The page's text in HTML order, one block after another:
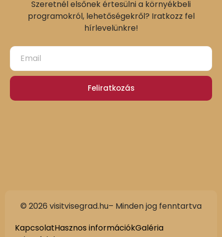
Szeretnél elsőnek értesülni a környékbeli
programokról, lehetőségekről? Iratkozz fel
hírlevelünkre!
Feliratkozás
© 2026 visitvisegrad.hu– Minden jog fenntartva
KapcsolatHasznos információkGaléria